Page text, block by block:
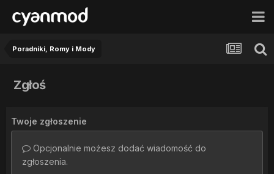
Poradniki, Romy i Mody
Zgłoś
Twoje zgłoszenie
Opcjonalnie możesz dodać wiadomość do
zgłoszenia.